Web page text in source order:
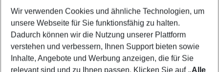
2 Erwachsene Keine Kinder
Mehr Filter anzeigen
Wir verwenden Cookies und ähnliche Technologien, um
unsere Webseite für Sie funktionsfähig zu halten.
Dadurch können wir die Nutzung unserer Plattform
verstehen und verbessern, Ihnen Support bieten sowie
Inhalte, Angebote und Werbung anzeigen, die für Sie
relevant sind und zu Ihnen passen. Klicken Sie auf „Alle